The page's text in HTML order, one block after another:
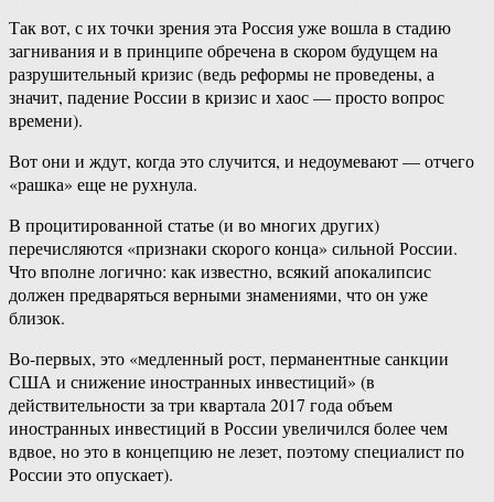
Так вот, с их точки зрения эта Россия уже вошла в стадию
загнивания и в принципе обречена в скором будущем на
разрушительный кризис (ведь реформы не проведены, а
значит, падение России в кризис и хаос — просто вопрос
времени).
Вот они и ждут, когда это случится, и недоумевают — отчего
«рашка» еще не рухнула.
В процитированной статье (и во многих других)
перечисляются «признаки скорого конца» сильной России.
Что вполне логично: как известно, всякий апокалипсис
должен предваряться верными знамениями, что он уже
близок.
Во-первых, это «медленный рост, перманентные санкции
США и снижение иностранных инвестиций» (в
действительности за три квартала 2017 года объем
иностранных инвестиций в России увеличился более чем
вдвое, но это в концепцию не лезет, поэтому специалист по
России это опускает).